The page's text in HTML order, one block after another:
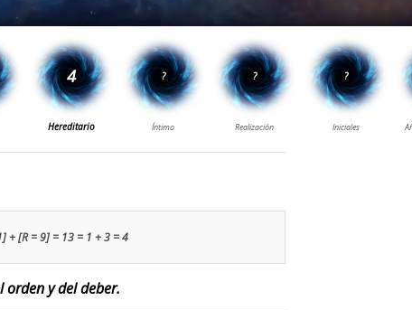
+ [R = 9] = 13 = 1 + 3 = 4
orden y del deber.